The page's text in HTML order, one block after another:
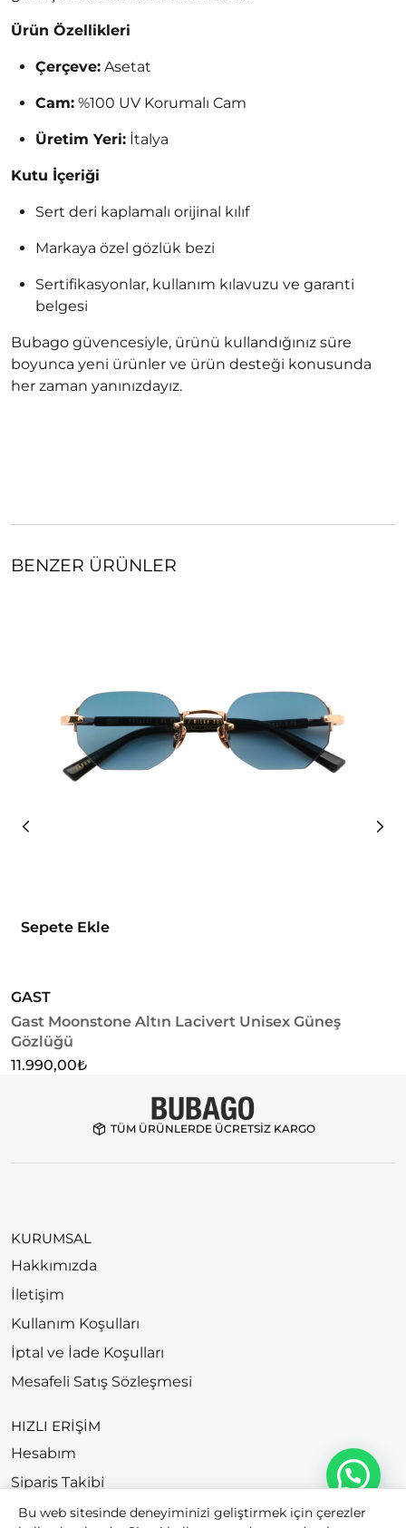
Ürün Özellikleri
Çerçeve: Asetat
Cam: %100 UV Korumalı Cam
Üretim Yeri: İtalya
Kutu İçeriği
Sert deri kaplamalı orijinal kılıf
Markaya özel gözlük bezi
Sertifikasyonlar, kullanım kılavuzu ve garanti
belgesi
Bubago güvencesiyle, ürünü kullandığınız süre
boyunca yeni ürünler ve ürün desteği konusunda
her zaman yanınızdayız.
BENZER ÜRÜNLER
Sepete Ekle
GAST
Gast Moonstone Altın Lacivert Unisex Güneş
Gözlüğü
11.990,00₺
TÜM ÜRÜNLERDE ÜCRETSİZ KARGO
KURUMSAL
Hakkımızda
İletişim
Kullanım Koşulları
İptal ve İade Koşulları
Mesafeli Satış Sözleşmesi
HIZLI ERİŞİM
Hesabım
Sipariş Takibi
Bu web sitesinde deneyiminizi geliştirmek için çerezler